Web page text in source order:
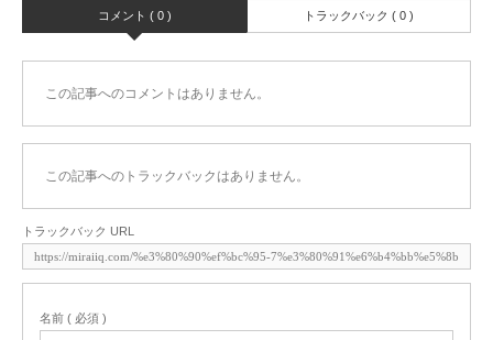
コメント ( 0 ) トラックバック ( 0 )
この記事へのコメントはありません。
この記事へのトラックバックはありません。
トラックバック URL
名前 ( 必須 )